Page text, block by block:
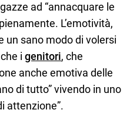
ad “annacquare le
L’emotività,
un sano modo di volersi
i genitori, che
anche emotiva delle
di tutto” vivendo in uno
attenzione”.